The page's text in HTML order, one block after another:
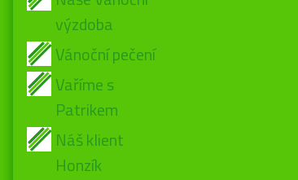
výzdoba
Vánoční pečení
Vaříme s
Patrikem
Náš klient
Honzík